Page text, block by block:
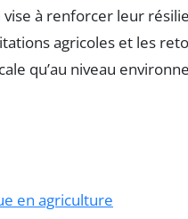
vise à renforcer leur
agricoles et les
qu’au niveau
en agriculture